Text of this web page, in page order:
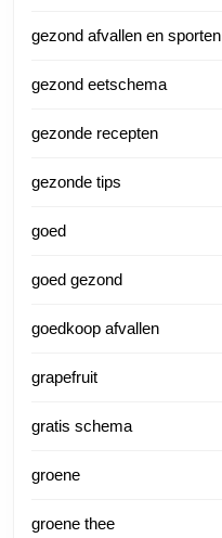
gezond afvallen en sporten
gezond eetschema
gezonde recepten
gezonde tips
goed
goed gezond
goedkoop afvallen
grapefruit
gratis schema
groene
groene thee